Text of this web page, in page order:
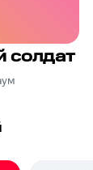
солдат